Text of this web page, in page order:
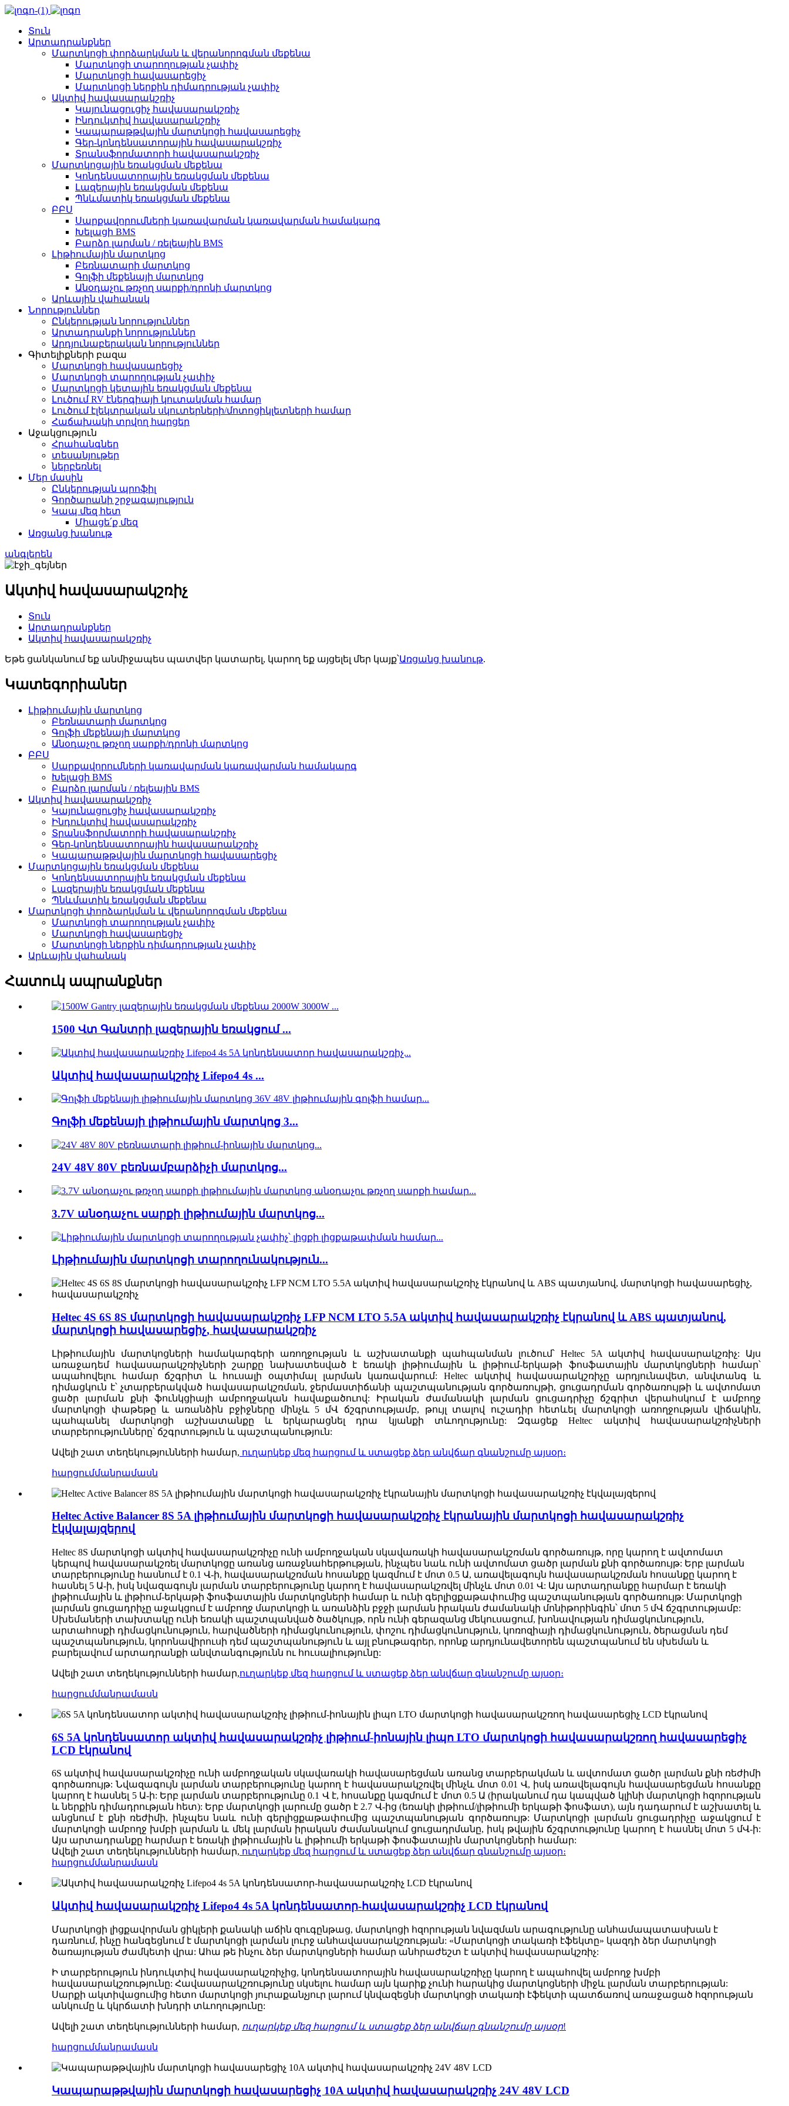
Տուն
Արտադրանքներ
Մարտկոցի փորձարկման և վերանորոգման մեքենա
Մարտկոցի տարողության չափիչ
Մարտկոցի հավասարեցիչ
Մարտկոցի ներքին դիմադրության չափիչ
Ակտիվ հավասարակշռիչ
Կայունացուցիչ հավասարակշռիչ
Ինդուկտիվ հավասարակշռիչ
Կապարաթթվային մարտկոցի հավասարեցիչ
Գեր-կոնդենսատորային հավասարակշռիչ
Տրանսֆորմատորի հավասարակշռիչ
Մարտկոցային եռակցման մեքենա
Կոնդենսատորային եռակցման մեքենա
Լազերային եռակցման մեքենա
Պնևմատիկ եռակցման մեքենա
ԲԲՍ
Սարքավորումների կառավարման կառավարման համակարգ
Խելացի BMS
Բարձր լարման / ռելեային BMS
Լիթիումային մարտկոց
Բեռնատարի մարտկոց
Գոլֆի մեքենայի մարտկոց
Անօդաչու թռչող սարքի/դրոնի մարտկոց
Արևային վահանակ
Նորություններ
Ընկերության նորություններ
Արտադրանքի նորություններ
Արդյունաբերական նորություններ
Գիտելիքների բազա
Մարտկոցի հավասարեցիչ
Մարտկոցի տարողության չափիչ
Մարտկոցի կետային եռակցման մեքենա
Լուծում RV էներգիայի կուտակման համար
Լուծում էլեկտրական սկուտերների/մոտոցիկլետների համար
Հաճախակի տրվող հարցեր
Աջակցություն
Հրահանգներ
տեսանյութեր
ներբեռնել
Մեր մասին
Ընկերության պրոֆիլ
Գործարանի շրջագայություն
Կապ մեզ հետ
Միացե՛ք մեզ
Առցանց խանութ
անգլերեն
Ակտիվ հավասարակշռիչ
Տուն
Արտադրանքներ
Ակտիվ հավասարակշռիչ
Եթե ​​ցանկանում եք անմիջապես պատվեր կատարել, կարող եք այցելել մեր կայք՝Առցանց խանութ.
Կատեգորիաներ
Լիթիումային մարտկոց
Բեռնատարի մարտկոց
Գոլֆի մեքենայի մարտկոց
Անօդաչու թռչող սարքի/դրոնի մարտկոց
ԲԲՍ
Սարքավորումների կառավարման կառավարման համակարգ
Խելացի BMS
Բարձր լարման / ռելեային BMS
Ակտիվ հավասարակշռիչ
Կայունացուցիչ հավասարակշռիչ
Ինդուկտիվ հավասարակշռիչ
Տրանսֆորմատորի հավասարակշռիչ
Գեր-կոնդենսատորային հավասարակշռիչ
Կապարաթթվային մարտկոցի հավասարեցիչ
Մարտկոցային եռակցման մեքենա
Կոնդենսատորային եռակցման մեքենա
Լազերային եռակցման մեքենա
Պնևմատիկ եռակցման մեքենա
Մարտկոցի փորձարկման և վերանորոգման մեքենա
Մարտկոցի տարողության չափիչ
Մարտկոցի հավասարեցիչ
Մարտկոցի ներքին դիմադրության չափիչ
Արևային վահանակ
Հատուկ ապրանքներ
1500 Վտ Գանտրի լազերային եռակցում ...
Ակտիվ հավասարակշռիչ Lifepo4 4s ...
Գոլֆի մեքենայի լիթիումային մարտկոց 3...
24V 48V 80V բեռնամբարձիչի մարտկոց...
3.7V անօդաչու սարքի լիթիումային մարտկոց...
Լիթիումային մարտկոցի տարողունակություն...
Heltec 4S 6S 8S մարտկոցի հավասարակշռիչ LFP NCM LTO 5.5A ակտիվ հավասարակշռիչ էկրանով և ABS պատյանով,
մարտկոցի հավասարեցիչ, հավասարակշռիչ
Լիթիումային մարտկոցների համակարգերի առողջության և աշխատանքի պահպանման լուծում՝ Heltec 5A ակտիվ հավասարակշռիչ: Այս
առաջադեմ հավասարակշռիչների շարքը նախատեսված է եռակի լիթիումային և լիթիում-երկաթի ֆոսֆատային մարտկոցների համար՝
ապահովելու համար ճշգրիտ և հուսալի օպտիմալ լարման կառավարում: Heltec ակտիվ հավասարակշռիչը արդյունավետ, անվտանգ և
դիմացկուն է՝ չտարբերակված հավասարակշռման, ջերմաստիճանի պաշտպանության գործառույթի, ցուցադրման գործառույթի և ավտոմատ
ցածր լարման քնի ֆունկցիայի ամբողջական հավաքածուով: Իրական ժամանակի լարման ցուցադրիչը ճշգրիտ վերահսկում է ամբողջ
մարտկոցի փաթեթը և առանձին բջիջները մինչև 5 մՎ ճշգրտությամբ, թույլ տալով ուշադիր հետևել մարտկոցի առողջության վիճակին,
պահպանել մարտկոցի աշխատանքը և երկարացնել դրա կյանքի տևողությունը: Զգացեք Heltec ակտիվ հավասարակշռիչների
տարբերությունները՝ ճշգրտություն և պաշտպանություն:
Ավելի շատ տեղեկությունների համար, ուղարկեք մեզ հարցում և ստացեք ձեր անվճար գնանշումը այսօր։
հարցումմանրամասն
Heltec Active Balancer 8S 5A լիթիումային մարտկոցի հավասարակշռիչ էկրանային մարտկոցի հավասարակշռիչ
էկվալայզերով
Heltec 8S մարտկոցի ակտիվ հավասարակշռիչը ունի ամբողջական սկավառակի հավասարակշռման գործառույթ, որը կարող է ավտոմատ
կերպով հավասարակշռել մարտկոցը առանց առաջնահերթության, ինչպես նաև ունի ավտոմատ ցածր լարման քնի գործառույթ: Երբ լարման
տարբերությունը հասնում է 0.1 Վ-ի, հավասարակշռման հոսանքը կազմում է մոտ 0.5 Ա, առավելագույն հավասարակշռման հոսանքը կարող է
հասնել 5 Ա-ի, իսկ նվազագույն լարման տարբերությունը կարող է հավասարակշռվել մինչև մոտ 0.01 Վ: Այս արտադրանքը հարմար է եռակի
լիթիումային և լիթիում-երկաթի ֆոսֆատային մարտկոցների համար և ունի գերլիցքաթափումից պաշտպանության գործառույթ: Մարտկոցի
լարման ցուցադրիչը աջակցում է ամբողջ մարտկոցի և առանձին բջջի լարման իրական ժամանակի մոնիթորինգին՝ մոտ 5 մՎ ճշգրտությամբ:
Սխեմաների տախտակը ունի եռակի պաշտպանված ծածկույթ, որն ունի գերազանց մեկուսացում, խոնավության դիմացկունություն,
արտահոսքի դիմացկունություն, հարվածների դիմացկունություն, փոշու դիմացկունություն, կոռոզիայի դիմացկունություն, ծերացման դեմ
պաշտպանություն, կորոնավիրուսի դեմ պաշտպանություն և այլ բնութագրեր, որոնք արդյունավետորեն պաշտպանում են սխեման և
բարելավում արտադրանքի անվտանգությունն ու հուսալիությունը:
Ավելի շատ տեղեկությունների համար,ուղարկեք մեզ հարցում և ստացեք ձեր անվճար գնանշումը այսօր։
հարցումմանրամասն
6S 5A կոնդենսատոր ակտիվ հավասարակշռիչ լիթիում-իոնային լիպո LTO մարտկոցի հավասարակշռող հավասարեցիչ
LCD էկրանով
6S ակտիվ հավասարակշռիչը ունի ամբողջական սկավառակի հավասարեցման առանց տարբերակման և ավտոմատ ցածր լարման քնի ռեժիմի
գործառույթ: Նվազագույն լարման տարբերությունը կարող է հավասարակշռվել մինչև մոտ 0.01 Վ, իսկ առավելագույն հավասարեցման հոսանքը
կարող է հասնել 5 Ա-ի: Երբ լարման տարբերությունը 0.1 Վ է, հոսանքը կազմում է մոտ 0.5 Ա (իրականում դա կապված կլինի մարտկոցի հզորության
և ներքին դիմադրության հետ): Երբ մարտկոցի լարումը ցածր է 2.7 Վ-ից (եռակի լիթիում/լիթիումի երկաթի ֆոսֆատ), այն դադարում է աշխատել և
անցնում է քնի ռեժիմի, ինչպես նաև ունի գերլիցքաթափումից պաշտպանության գործառույթ: Մարտկոցի լարման ցուցադրիչը աջակցում է
մարտկոցի ամբողջ խմբի լարման և մեկ լարման իրական ժամանակում ցուցադրմանը, իսկ թվային ճշգրտությունը կարող է հասնել մոտ 5 մՎ-ի:
Այս արտադրանքը հարմար է եռակի լիթիումային և լիթիումի երկաթի ֆոսֆատային մարտկոցների համար:
Ավելի շատ տեղեկությունների համար, ուղարկեք մեզ հարցում և ստացեք ձեր անվճար գնանշումը այսօր։
հարցումմանրամասն
Ակտիվ հավասարակշռիչ Lifepo4 4s 5A կոնդենսատոր-հավասարակշռիչ LCD էկրանով
Մարտկոցի լիցքավորման ցիկլերի քանակի աճին զուգընթաց, մարտկոցի հզորության նվազման արագությունը անհամապատասխան է
դառնում, ինչը հանգեցնում է մարտկոցի լարման լուրջ անհավասարակշռության: «Մարտկոցի տակառի էֆեկտը» կազդի ձեր մարտկոցի
ծառայության ժամկետի վրա: Ահա թե ինչու ձեր մարտկոցների համար անհրաժեշտ է ակտիվ հավասարակշռիչ:
Ի տարբերություն ինդուկտիվ հավասարակշռիչից, կոնդենսատորային հավասարակշռիչը կարող է ապահովել ամբողջ խմբի
հավասարակշռությունը: Հավասարակշռությունը սկսելու համար այն կարիք չունի հարակից մարտկոցների միջև լարման տարբերության:
Սարքի ակտիվացումից հետո մարտկոցի յուրաքանչյուր լարում կնվազեցնի մարտկոցի տակառի էֆեկտի պատճառով առաջացած հզորության
անկումը և կկրճատի խնդրի տևողությունը:
Ավելի շատ տեղեկությունների համար, ուղարկեք մեզ հարցում և ստացեք ձեր անվճար գնանշումը այսօր!
հարցումմանրամասն
Կապարաթթվային մարտկոցի հավասարեցիչ 10A ակտիվ հավասարակշռիչ 24V 48V LCD